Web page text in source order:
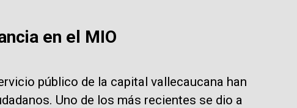
en el MIO
público de la capital vallecaucana han
Uno de los más recientes se dio a